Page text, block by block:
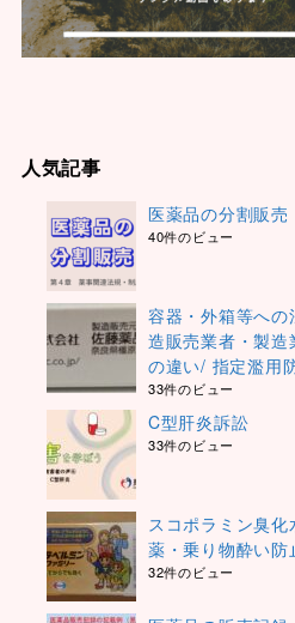
人気記事
医薬品の分割販売
40件のビュー
容器・外箱等へ
造販売業者・製造
の違い/ 指定濫用
33件のビュー
C型肝炎訴訟
33件のビュー
スコポラミン臭
薬・乗り物酔い防
32件のビュー